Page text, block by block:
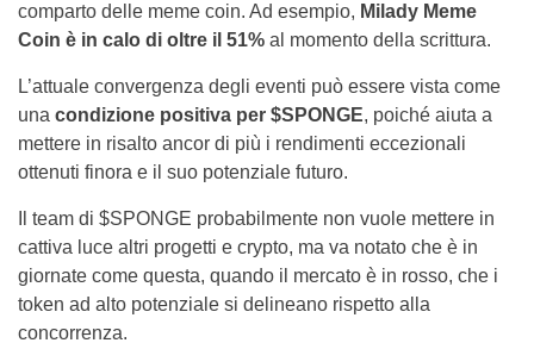
comparto delle meme coin. Ad esempio, Milady Meme
Coin è in calo di oltre il 51% al momento della scrittura.
L’attuale convergenza degli eventi può essere vista come
una condizione positiva per $SPONGE, poiché aiuta a
mettere in risalto ancor di più i rendimenti eccezionali
ottenuti finora e il suo potenziale futuro.
Il team di $SPONGE probabilmente non vuole mettere in
cattiva luce altri progetti e crypto, ma va notato che è in
giornate come questa, quando il mercato è in rosso, che i
token ad alto potenziale si delineano rispetto alla
concorrenza.